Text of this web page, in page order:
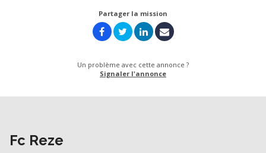
Partager la mission
Un problème avec cette annonce ?
Signaler l'annonce
Fc Reze